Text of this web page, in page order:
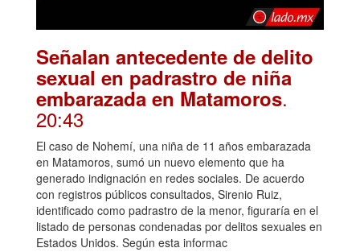
Señalan antecedente de delito
sexual en padrastro de niña
embarazada en Matamoros.
20:43
El caso de Nohemí, una niña de 11 años embarazada
en Matamoros, sumó un nuevo elemento que ha
generado indignación en redes sociales. De acuerdo
con registros públicos consultados, Sirenio Ruiz,
identificado como padrastro de la menor, figuraría en el
listado de personas condenadas por delitos sexuales en
Estados Unidos. Según esta informac